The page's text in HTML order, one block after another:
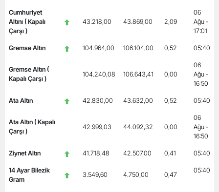
Cumhuriyet
Altını ( Kapalı
Çarşı )
43.218,00 43.869,00 2,09
06
Ağu -
17:01
Gremse Altın 104.964,00 106.104,00 0,52 05:40
Gremse Altın (
Kapalı Çarşı )
104.240,08 106.643,41 0,00
06
Ağu -
16:50
Ata Altın 42.830,00 43.632,00 0,52 05:40
Ata Altın ( Kapalı
Çarşı )
42.999,03 44.092,32 0,00
06
Ağu -
16:50
Ziynet Altın 41.718,48 42.507,00 0,41 05:40
14 Ayar Bilezik
Gram
3.549,60 4.750,00 0,47
05:40